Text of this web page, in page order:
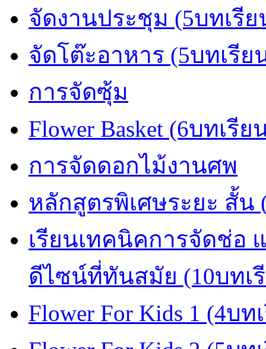
จัดงานประชุม (5บทเรีย
จัดโต๊ะอาหาร (5บทเรีย
การจัดซุ้ม
Flower Basket (6บทเรีย
การจัดดอกไม้งานศพ
หลักสูตรพิเศษระยะ สั้น
เรียนเทคนิคการจัดช่อ
ดีไซน์ที่ทันสมัย (10บทเ
Flower For Kids 1 (4บท